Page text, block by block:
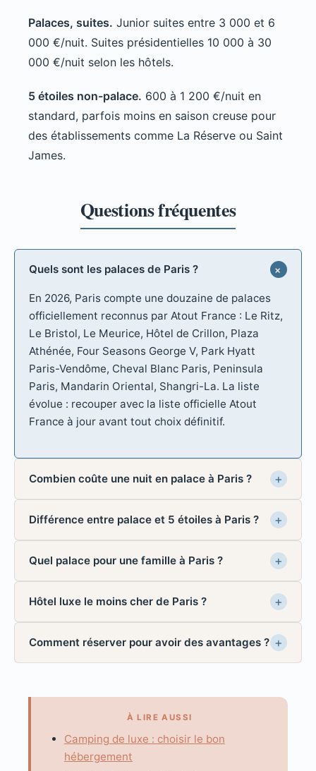
Palaces, suites. Junior suites entre 3 000 et 6
000 €/nuit. Suites présidentielles 10 000 à 30
000 €/nuit selon les hôtels.
5 étoiles non-palace. 600 à 1 200 €/nuit en
standard, parfois moins en saison creuse pour
des établissements comme La Réserve ou Saint
James.
Quels sont les palaces de Paris ?
En 2026, Paris compte une douzaine de palaces
officiellement reconnus par Atout France : Le Ritz,
Le Bristol, Le Meurice, Hôtel de Crillon, Plaza
Athénée, Four Seasons George V, Park Hyatt
Paris-Vendôme, Cheval Blanc Paris, Peninsula
Paris, Mandarin Oriental, Shangri-La. La liste
évolue : recouper avec la liste officielle Atout
France à jour avant tout choix définitif.
Combien coûte une nuit en palace à Paris ?
Différence entre palace et 5 étoiles à Paris ?
Quel palace pour une famille à Paris ?
Hôtel luxe le moins cher de Paris ?
Comment réserver pour avoir des avantages ?
À LIRE AUSSI
Camping de luxe : choisir le bon
hébergement